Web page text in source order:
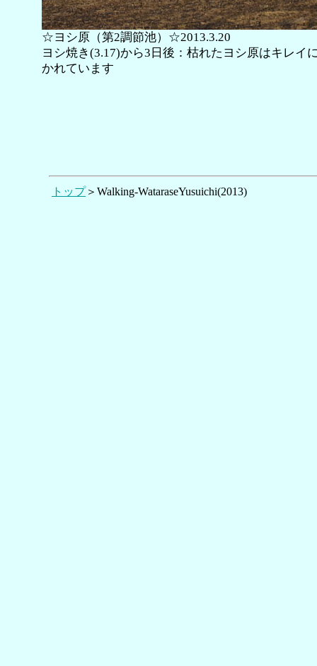
☆ヨシ原（第2調節池）☆2013.3.20
ヨシ焼き(3.17)から3日後：枯れたヨシ原はキレイ
かれています
トップ＞Walking-WataraseYusuichi(2013)